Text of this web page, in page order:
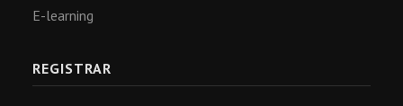
E-learning
REGISTRAR